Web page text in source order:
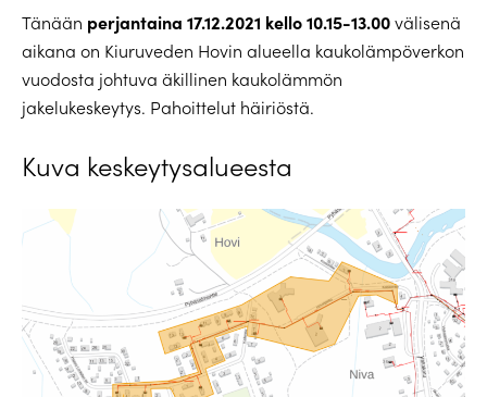
Tänään perjantaina 17.12.2021 kello 10.15-13.00välisenä
aikana on Kiuruveden Hovin alueella kaukolämpöverkon
vuodosta johtuva äkillinen kaukolämmön
jakelukeskeytys. Pahoittelut häiriöstä.
Kuva keskeytysalueesta